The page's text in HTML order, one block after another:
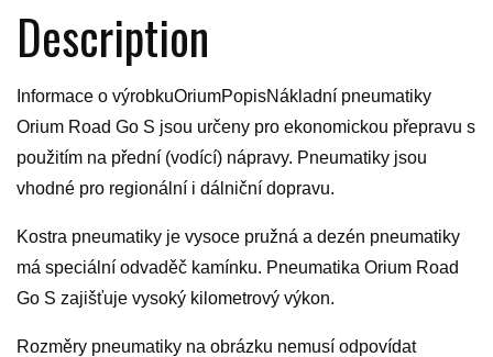
Description
Informace o výrobkuOriumPopisNákladní pneumatiky
Orium Road Go S jsou určeny pro ekonomickou přepravu s
použitím na přední (vodící) nápravy. Pneumatiky jsou
vhodné pro regionální i dálniční dopravu.
Kostra pneumatiky je vysoce pružná a dezén pneumatiky
má speciální odvaděč kamínku. Pneumatika Orium Road
Go S zajišťuje vysoký kilometrový výkon.
Rozměry pneumatiky na obrázku nemusí odpovídat